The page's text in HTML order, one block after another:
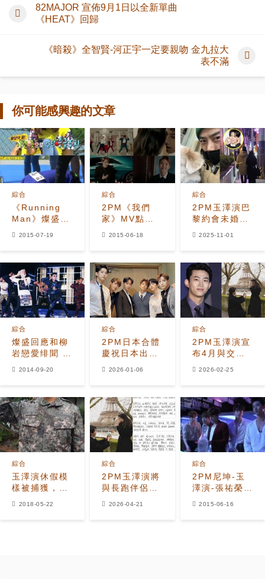
82MAJOR 宣佈9月1日以全新單曲
《HEAT》回歸
《暗殺》全智賢-河正宇一定要親吻 金九拉大
表不滿
你可能感興趣的文章
《Running
Man》燦盛撕
綜合
2015-07-19
2PM《我們
家》MV點擊
綜合
2015-06-18
2PM玉澤演巴
黎約會未婚妻
綜合
2025-11-01
燦盛回應和柳
岩戀愛绯聞 佑
綜合
2014-09-20
2PM日本合體
慶祝日本出道
綜合
2026-01-06
2PM玉澤演宣
布4月與交往
綜合
2026-02-25
玉澤演休假模
樣被捕獲，更
綜合
2018-05-22
2PM玉澤演將
與長跑伴侶結
綜合
2026-04-21
2PM尼坤-玉
澤演-張祐榮，
綜合
2015-06-16